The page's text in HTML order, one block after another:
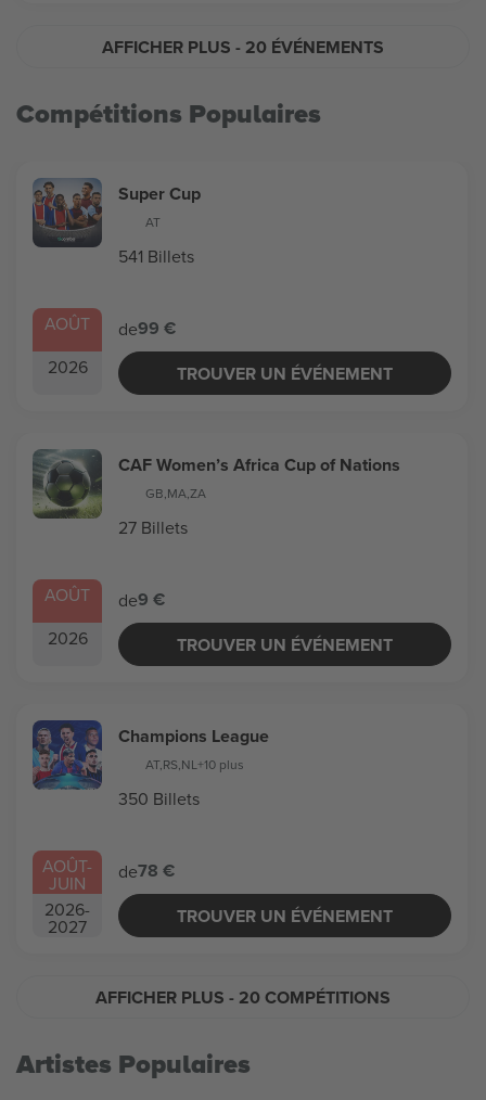
AFFICHER PLUS - 20 ÉVÉNEMENTS
Compétitions Populaires
AOÛT
2026
Super Cup
AT
541 Billets
de99 €
TROUVER UN ÉVÉNEMENT
AOÛT
2026
CAF Women’s Africa Cup of Nations
GB,MA,ZA
27 Billets
de9 €
TROUVER UN ÉVÉNEMENT
AOÛT-
JUIN
2026-
2027
Champions League
AT,RS,NL+10 plus
350 Billets
de78 €
TROUVER UN ÉVÉNEMENT
AFFICHER PLUS - 20 COMPÉTITIONS
Artistes Populaires